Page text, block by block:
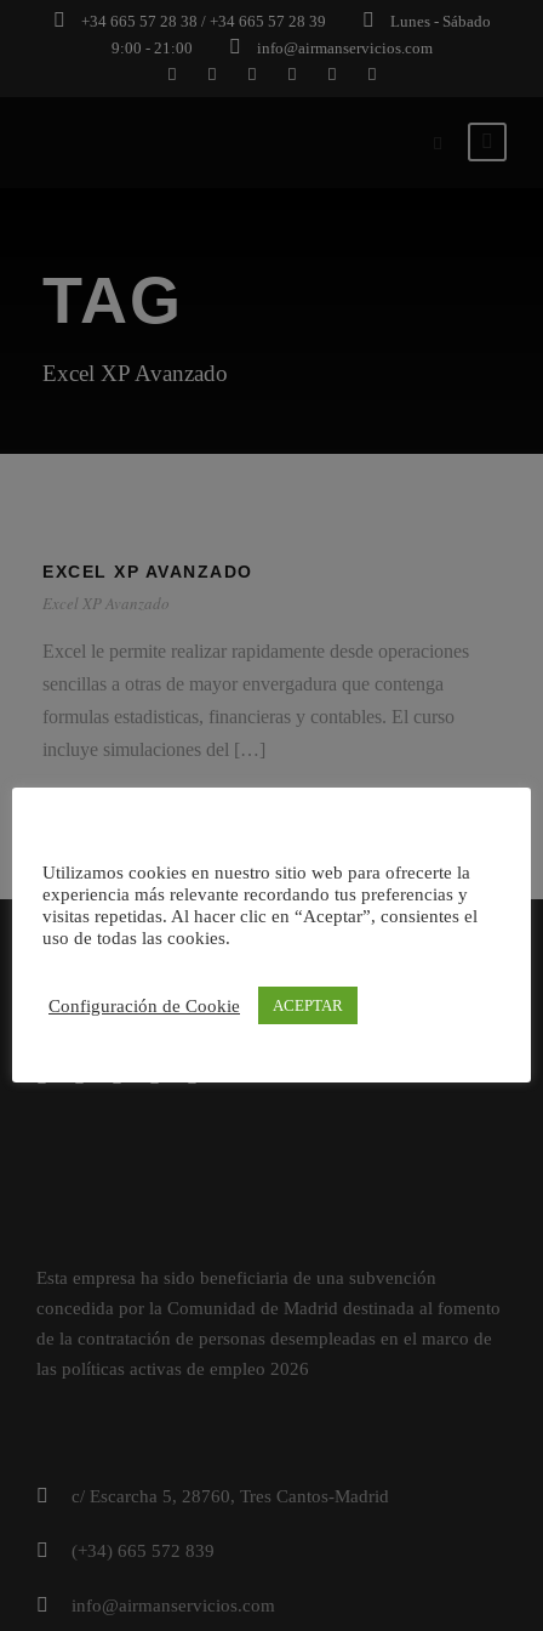
+34 665 57 28 38 / +34 665 57 28 39
Lunes - Sábado
9:00 - 21:00
info@airmanservicios.com
TAG
Excel XP Avanzado
EXCEL XP AVANZADO
Excel XP Avanzado
Excel le permite realizar rapidamente desde operaciones
sencillas a otras de mayor envergadura que contenga
formulas estadisticas, financieras y contables. El curso
incluye simulaciones del […]
Consultores especializados en Servicios para Pymes y
Esta empresa ha sido beneficiaria de una subvención
concedida por la Comunidad de Madrid destinada al fomento
de la contratación de personas desempleadas en el marco de
las políticas activas de empleo 2026
c/ Escarcha 5, 28760, Tres Cantos-Madrid
(+34) 665 572 839
info@airmanservicios.com
Utilizamos cookies en nuestro sitio web para ofrecerte la
experiencia más relevante recordando tus preferencias y
visitas repetidas. Al hacer clic en “Aceptar”, consientes el
uso de todas las cookies.
Configuración de Cookie ACEPTAR